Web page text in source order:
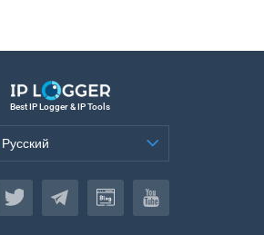
Best IP Logger & IP Tools
Русский
Русский